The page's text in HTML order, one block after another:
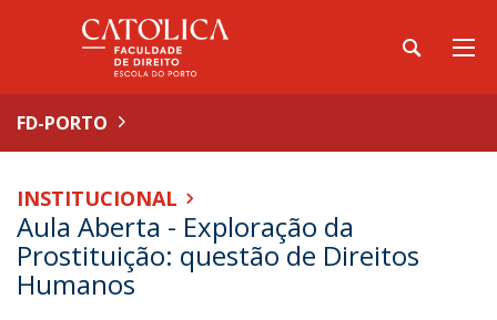
FD-PORTO
INSTITUCIONAL
Aula Aberta - Exploração da
Prostituição: questão de Direitos
Humanos